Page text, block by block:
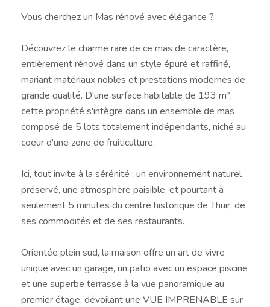
Vous cherchez un Mas rénové avec élégance ?
Découvrez le charme rare de ce mas de caractère,
entièrement rénové dans un style épuré et raffiné,
mariant matériaux nobles et prestations modernes de
grande qualité. D'une surface habitable de 193 m²,
cette propriété s'intègre dans un ensemble de mas
composé de 5 lots totalement indépendants, niché au
coeur d'une zone de fruiticulture.
Ici, tout invite à la sérénité : un environnement naturel
préservé, une atmosphère paisible, et pourtant à
seulement 5 minutes du centre historique de Thuir, de
ses commodités et de ses restaurants.
Orientée plein sud, la maison offre un art de vivre
unique avec un garage, un patio avec un espace piscine
et une superbe terrasse à la vue panoramique au
premier étage, dévoilant une VUE IMPRENABLE sur